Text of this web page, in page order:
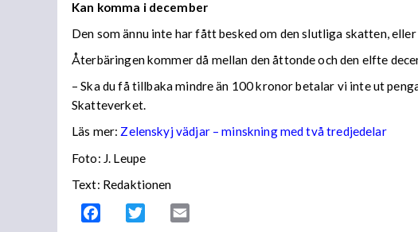
Kan komma i december
Den som ännu inte har fått besked om den slutliga skatten,
Återbäringen kommer då mellan den åttonde och den elfte
– Ska du få tillbaka mindre än 100 kronor betalar vi inte ut
Skatteverket.
Läs mer: Zelenskyj vädjar – minskning med två tredjedelar
Foto: J. Leupe
Text: Redaktionen
Facebook Twitter